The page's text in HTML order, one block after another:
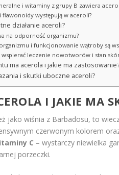
i witaminy z grupy B zawiera
flawonoidy występują w aceroli?
działanie aceroli?
na odporność organizmu?
i funkcjonowanie wątroby są
wspierać leczenie nowotworów i stan
ma acerola i jakie ma
i skutki uboczne aceroli?
I JAKIE MA
jako wiśnia z Barbadosu, to
czerwonym kolorem
C – wystarczy niewielka
porzeczki.